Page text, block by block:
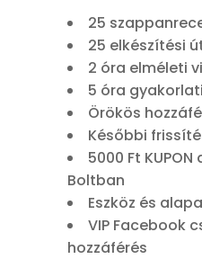
25
25 elkészítési
2 óra elméleti
5 óra
Örökös
Későbbi
5000 Ft
Boltban
Eszköz és
VIP Facebook
hozzáférés